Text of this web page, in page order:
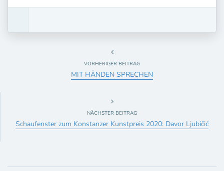
VORHERIGER BEITRAG
MIT HÄNDEN SPRECHEN
NÄCHSTER BEITRAG
Schaufenster zum Konstanzer Kunstpreis 2020: Davor Ljubičić